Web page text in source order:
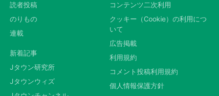
読者投稿
のりもの
連載
新着記事
Jタウン研究所
Jタウンウィズ
コンテンツ二次利用
クッキー（Cookie）の利用につ
いて
広告掲載
利用規約
コメント投稿利用規約
個人情報保護方針